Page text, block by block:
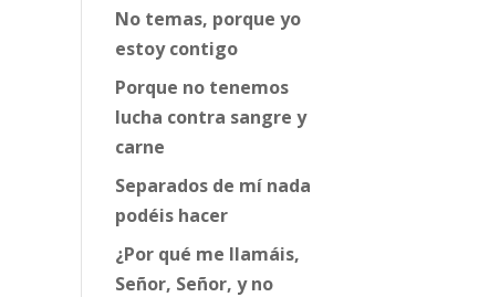
No temas, porque yo
estoy contigo
Porque no tenemos
lucha contra sangre y
carne
Separados de mí nada
podéis hacer
¿Por qué me llamáis,
Señor, Señor, y no